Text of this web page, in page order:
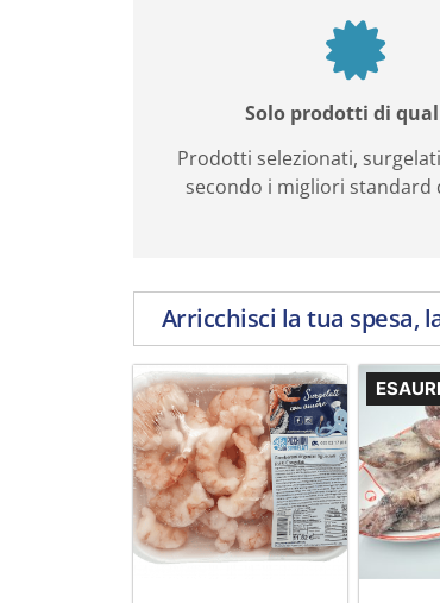
Solo prodotti di
Prodotti selezionati,
secondo i migliori standard
Arricchisci la tua spesa,